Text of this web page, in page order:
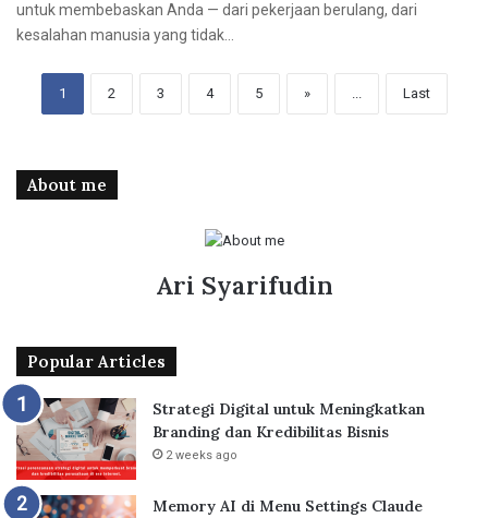
untuk membebaskan Anda — dari pekerjaan berulang, dari
kesalahan manusia yang tidak…
1 2 3 4 5 » ... Last
About me
Ari Syarifudin
Popular Articles
Strategi Digital untuk Meningkatkan
Branding dan Kredibilitas Bisnis
2 weeks ago
Memory AI di Menu Settings Claude